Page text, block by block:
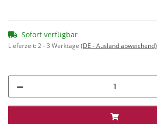
Sofort verfügbar
Lieferzeit:2 - 3 Werktage (DE - Ausland abweichend)